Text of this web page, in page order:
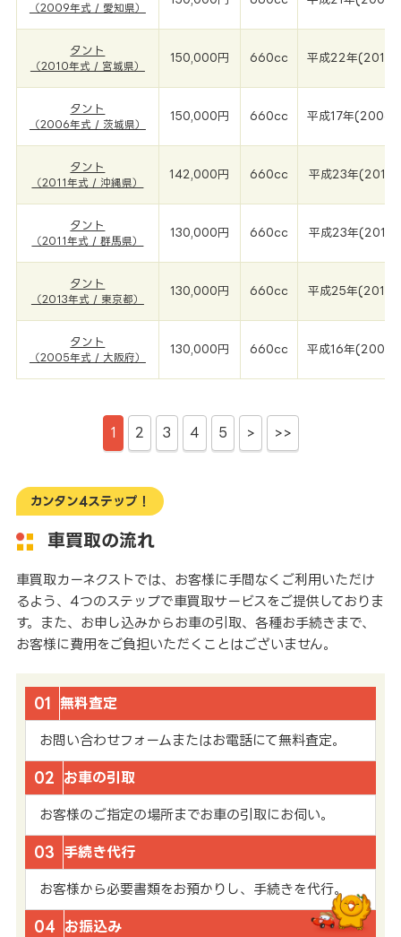
（2009年式 / 愛知県）
タント
（2010年式 / 宮城県）
150,000円 660cc 平成22年(2010
タント
（2006年式 / 茨城県）
150,000円 660cc 平成17年(2006
タント
（2011年式 / 沖縄県）
142,000円 660cc 平成23年(2011
タント
（2011年式 / 群馬県）
130,000円 660cc 平成23年(2011
タント
（2013年式 / 東京都）
130,000円 660cc 平成25年(2013
タント
（2005年式 / 大阪府）
130,000円 660cc 平成16年(2005
1 2 3 4 5 > >>
カンタン4ステップ！
車買取の流れ
車買取カーネクストでは、お客様に手間なくご利用いただけ
るよう、4つのステップで車買取サービスをご提供しておりま
す。また、お申し込みからお車の引取、各種お手続きまで、
お客様に費用をご負担いただくことはございません。
01 無料査定
お問い合わせフォームまたはお電話にて無料査定。
02 お車の引取
お客様のご指定の場所までお車の引取にお伺い。
03 手続き代行
お客様から必要書類をお預かりし、手続きを代行。
04 お振込み